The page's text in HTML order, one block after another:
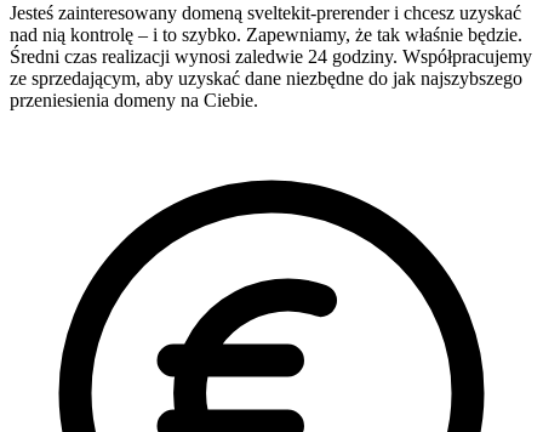
Jesteś zainteresowany domeną sveltekit-prerender i chcesz uzyskać
nad nią kontrolę – i to szybko. Zapewniamy, że tak właśnie będzie.
Średni czas realizacji wynosi zaledwie 24 godziny. Współpracujemy
ze sprzedającym, aby uzyskać dane niezbędne do jak najszybszego
przeniesienia domeny na Ciebie.